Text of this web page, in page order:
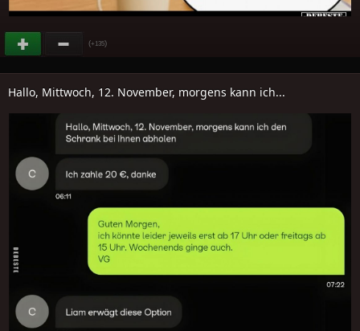
(+135)
Hallo, Mittwoch, 12. November, morgens kann ich...